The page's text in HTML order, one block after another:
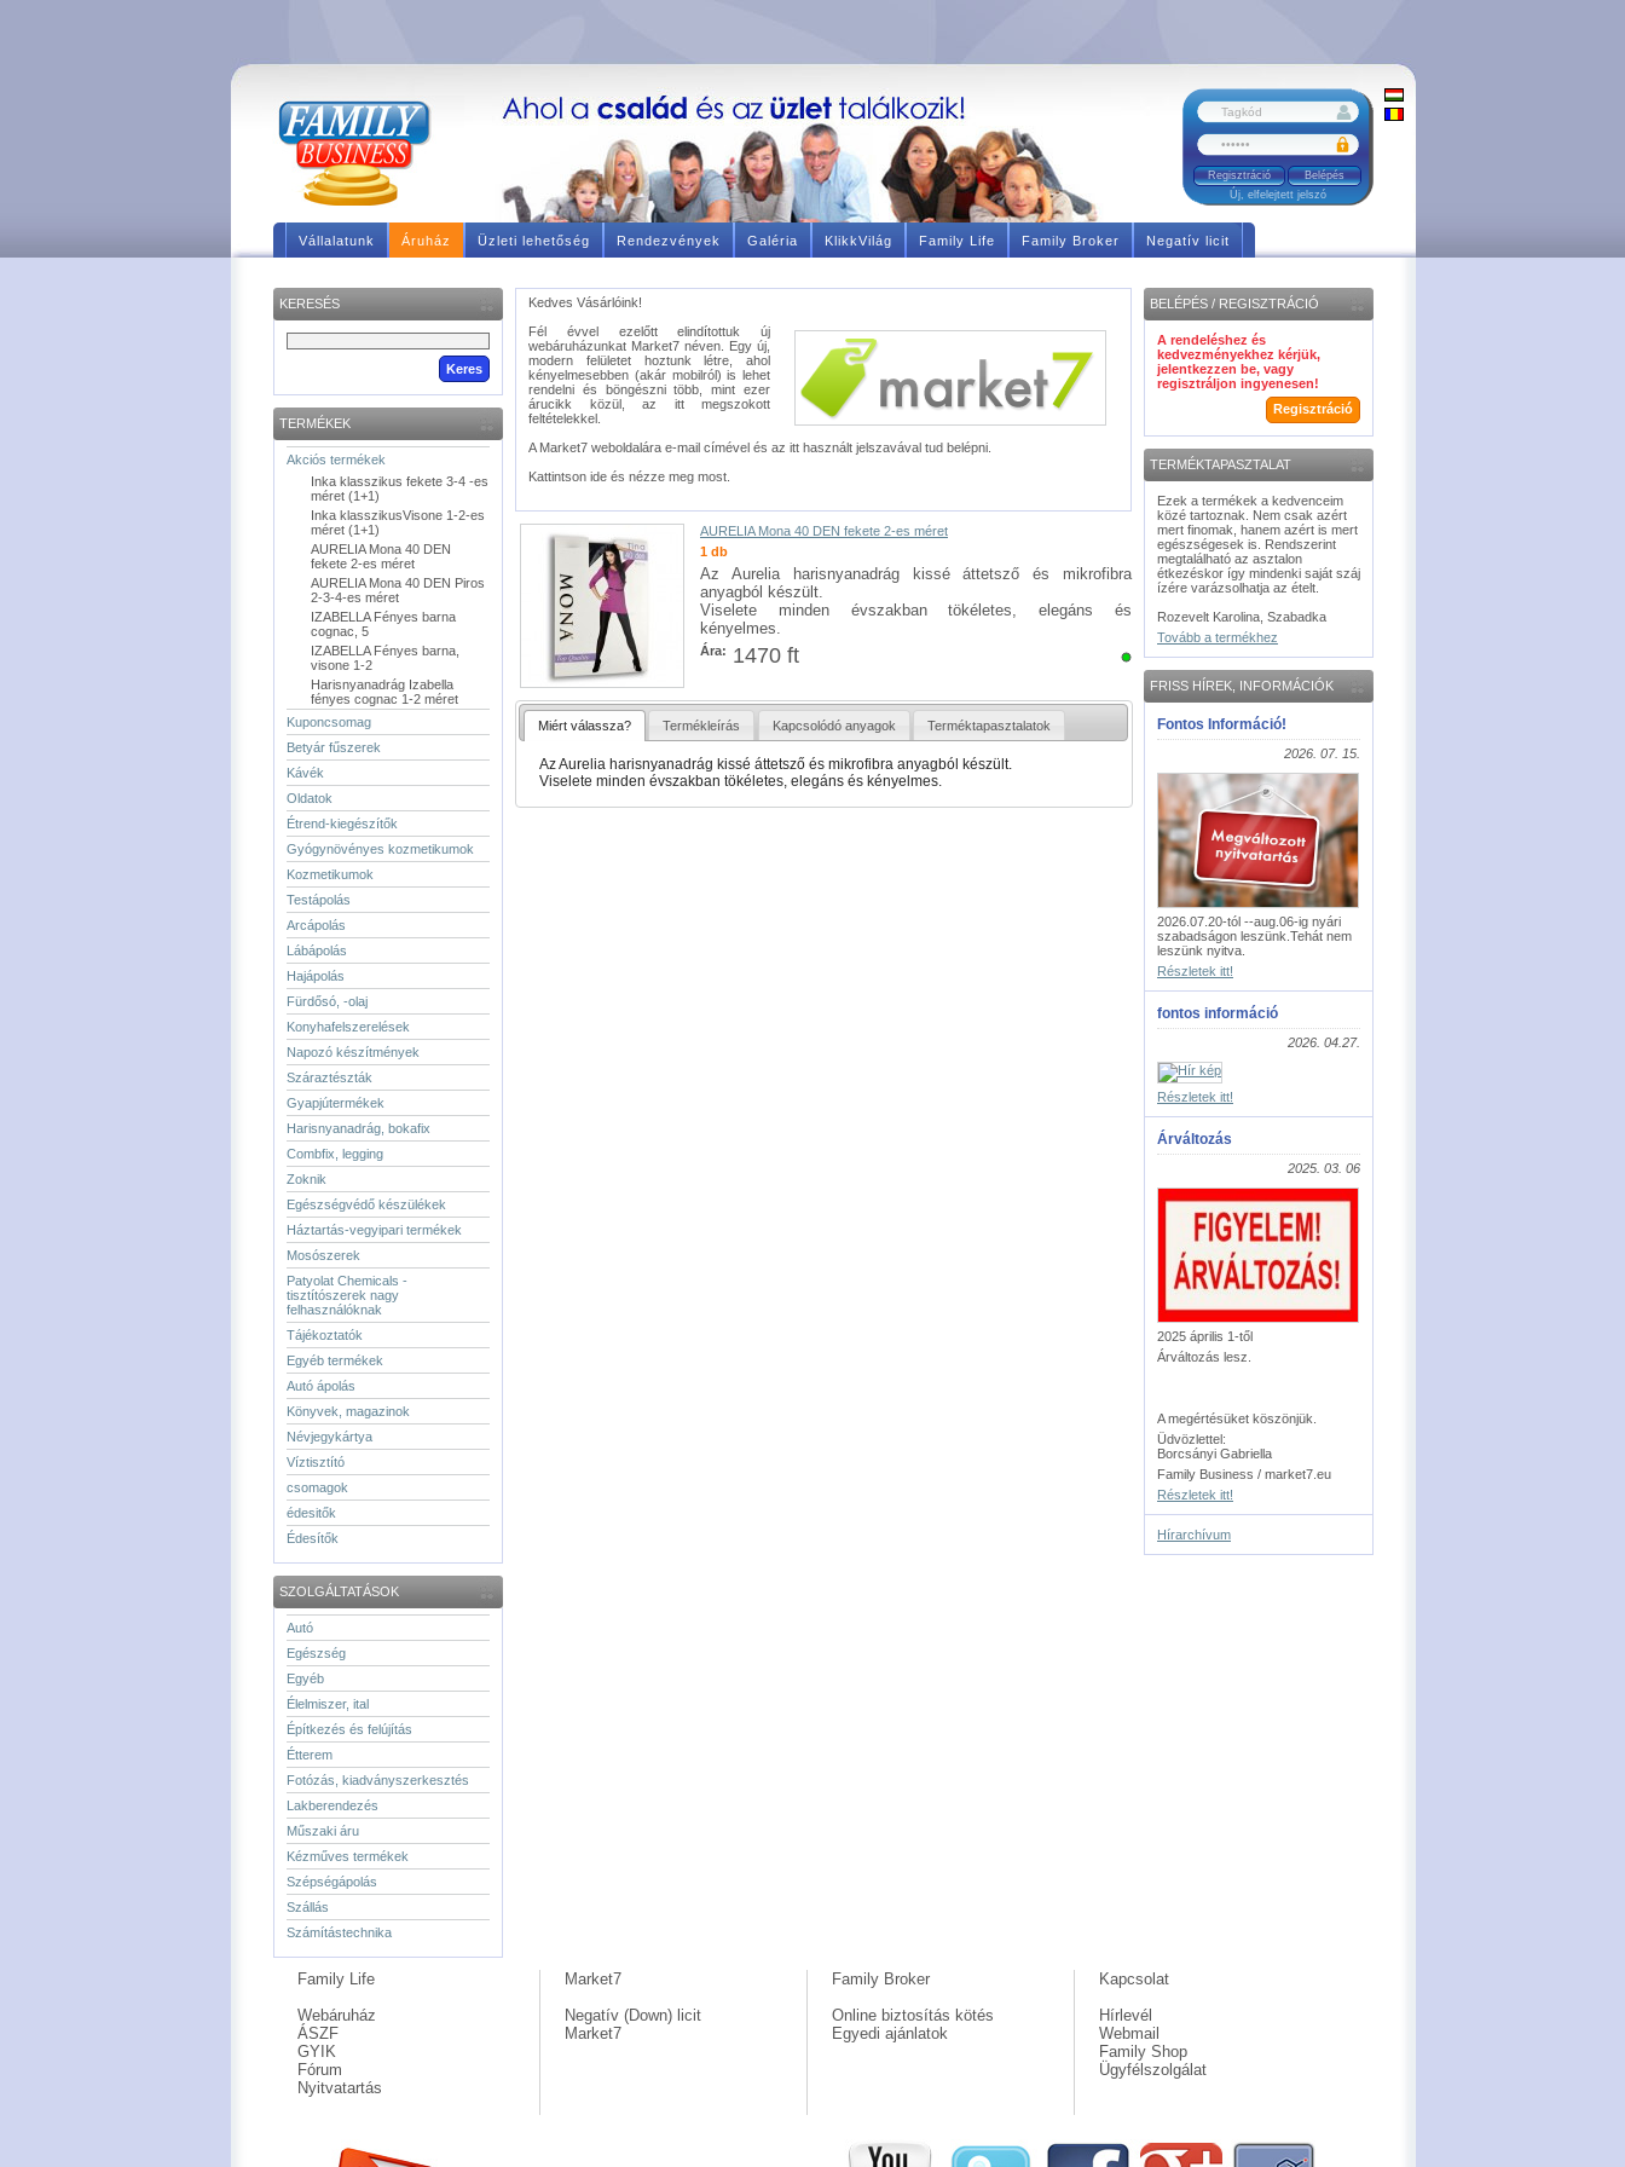
Regisztráció
Új, elfelejtett jelszó
Vállalatunk Áruház Üzleti lehetőség Rendezvények Galéria KlikkVilág Family Life Family Broker Negatív licit
KERESÉS
TERMÉKEK
Akciós termékek
Inka klasszikus fekete 3-4 -es
méret (1+1)
Inka klasszikusVisone 1-2-es
méret (1+1)
AURELIA Mona 40 DEN
fekete 2-es méret
AURELIA Mona 40 DEN Piros
2-3-4-es méret
IZABELLA Fényes barna
cognac, 5
IZABELLA Fényes barna,
visone 1-2
Harisnyanadrág Izabella
fényes cognac 1-2 méret
Kuponcsomag
Betyár fűszerek
Kávék
Oldatok
Étrend-kiegészítők
Gyógynövényes kozmetikumok
Kozmetikumok
Testápolás
Arcápolás
Lábápolás
Hajápolás
Fürdősó, -olaj
Konyhafelszerelések
Napozó készítmények
Száraztészták
Gyapjútermékek
Harisnyanadrág, bokafix
Combfix, legging
Zoknik
Egészségvédő készülékek
Háztartás-vegyipari termékek
Mosószerek
Patyolat Chemicals -
tisztítószerek nagy
felhasználóknak
Tájékoztatók
Egyéb termékek
Autó ápolás
Könyvek, magazinok
Névjegykártya
Víztisztító
csomagok
édesitők
Édesítők
SZOLGÁLTATÁSOK
Autó
Egészség
Egyéb
Élelmiszer, ital
Építkezés és felújítás
Étterem
Fotózás, kiadványszerkesztés
Lakberendezés
Műszaki áru
Kézműves termékek
Szépségápolás
Szállás
Számítástechnika
Kedves Vásárlóink!
Fél évvel ezelőtt elindítottuk új
webáruházunkat Market7 néven. Egy új,
modern felületet hoztunk létre, ahol
kényelmesebben (akár mobilról) is lehet
rendelni és böngészni több, mint ezer
árucikk közül, az itt megszokott
feltételekkel.
A Market7 weboldalára e-mail címével és az itt használt jelszavával tud belépni.
Kattintson ide és nézze meg most.
AURELIA Mona 40 DEN fekete 2-es méret
1 db
Az Aurelia harisnyanadrág kissé áttetsző és mikrofibra
anyagból készült.
Viselete minden évszakban tökéletes, elegáns és
kényelmes.
Ára: 1470 ft
Miért válassza? Termékleírás Kapcsolódó anyagok Terméktapasztalatok
Az Aurelia harisnyanadrág kissé áttetsző és mikrofibra anyagból készült.
Viselete minden évszakban tökéletes, elegáns és kényelmes.
BELÉPÉS / REGISZTRÁCIÓ
A rendeléshez és
kedvezményekhez kérjük,
jelentkezzen be, vagy
regisztráljon ingyenesen!
Regisztráció
TERMÉKTAPASZTALAT
Ezek a termékek a kedvenceim
közé tartoznak. Nem csak azért
mert finomak, hanem azért is mert
egészségesek is. Rendszerint
megtalálható az asztalon
étkezéskor így mindenki saját száj
ízére varázsolhatja az ételt.
Rozevelt Karolina, Szabadka
Tovább a termékhez
FRISS HÍREK, INFORMÁCIÓK
Fontos Információ!
2026. 07. 15.
2026.07.20-tól --aug.06-ig nyári
szabadságon leszünk.Tehát nem
leszünk nyitva.
Részletek itt!
fontos információ
2026. 04.27.
Részletek itt!
Árváltozás
2025. 03. 06
2025 április 1-től
Árváltozás lesz.
A megértésüket köszönjük.
Üdvözlettel:
Borcsányi Gabriella
Family Business / market7.eu
Részletek itt!
Hírarchívum
Family Life
Webáruház
ÁSZF
GYIK
Fórum
Nyitvatartás
Market7
Negatív (Down) licit
Market7
Family Broker
Online biztosítás kötés
Egyedi ajánlatok
Kapcsolat
Hírlevél
Webmail
Family Shop
Ügyfélszolgálat